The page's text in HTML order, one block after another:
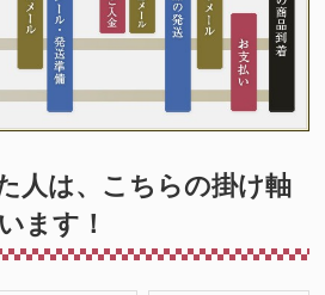
人は、こちらの掛け軸
ます！